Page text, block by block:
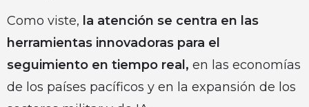
Como viste, la atención se centra en las
herramientas innovadoras para el
seguimiento en tiempo real, en las economías
de los países pacíficos y en la expansión de los